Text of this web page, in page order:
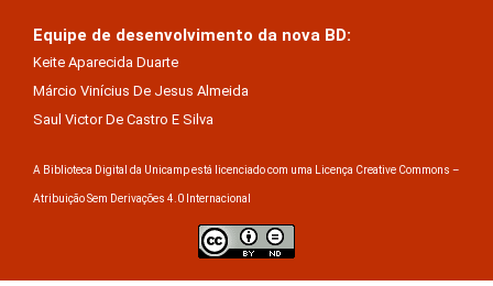
Equipe de desenvolvimento da nova BD:
Keite Aparecida Duarte
Márcio Vinícius De Jesus Almeida
Saul Victor De Castro E Silva
A Biblioteca Digital da Unicamp está licenciado com uma Licença Creative Commons –
Atribuição Sem Derivações 4.0 Internacional